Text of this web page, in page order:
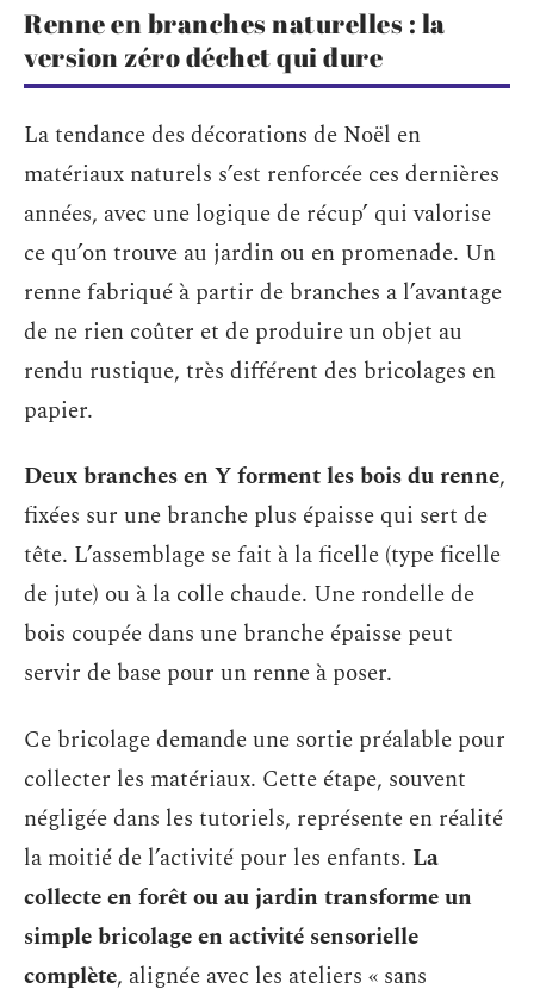
Renne en branches naturelles : la
version zéro déchet qui dure
La tendance des décorations de Noël en
matériaux naturels s’est renforcée ces dernières
années, avec une logique de récup’ qui valorise
ce qu’on trouve au jardin ou en promenade. Un
renne fabriqué à partir de branches a l’avantage
de ne rien coûter et de produire un objet au
rendu rustique, très différent des bricolages en
papier.
Deux branches en Y forment les bois du renne,
fixées sur une branche plus épaisse qui sert de
tête. L’assemblage se fait à la ficelle (type ficelle
de jute) ou à la colle chaude. Une rondelle de
bois coupée dans une branche épaisse peut
servir de base pour un renne à poser.
Ce bricolage demande une sortie préalable pour
collecter les matériaux. Cette étape, souvent
négligée dans les tutoriels, représente en réalité
la moitié de l’activité pour les enfants. La
collecte en forêt ou au jardin transforme un
simple bricolage en activité sensorielle
complète, alignée avec les ateliers « sans